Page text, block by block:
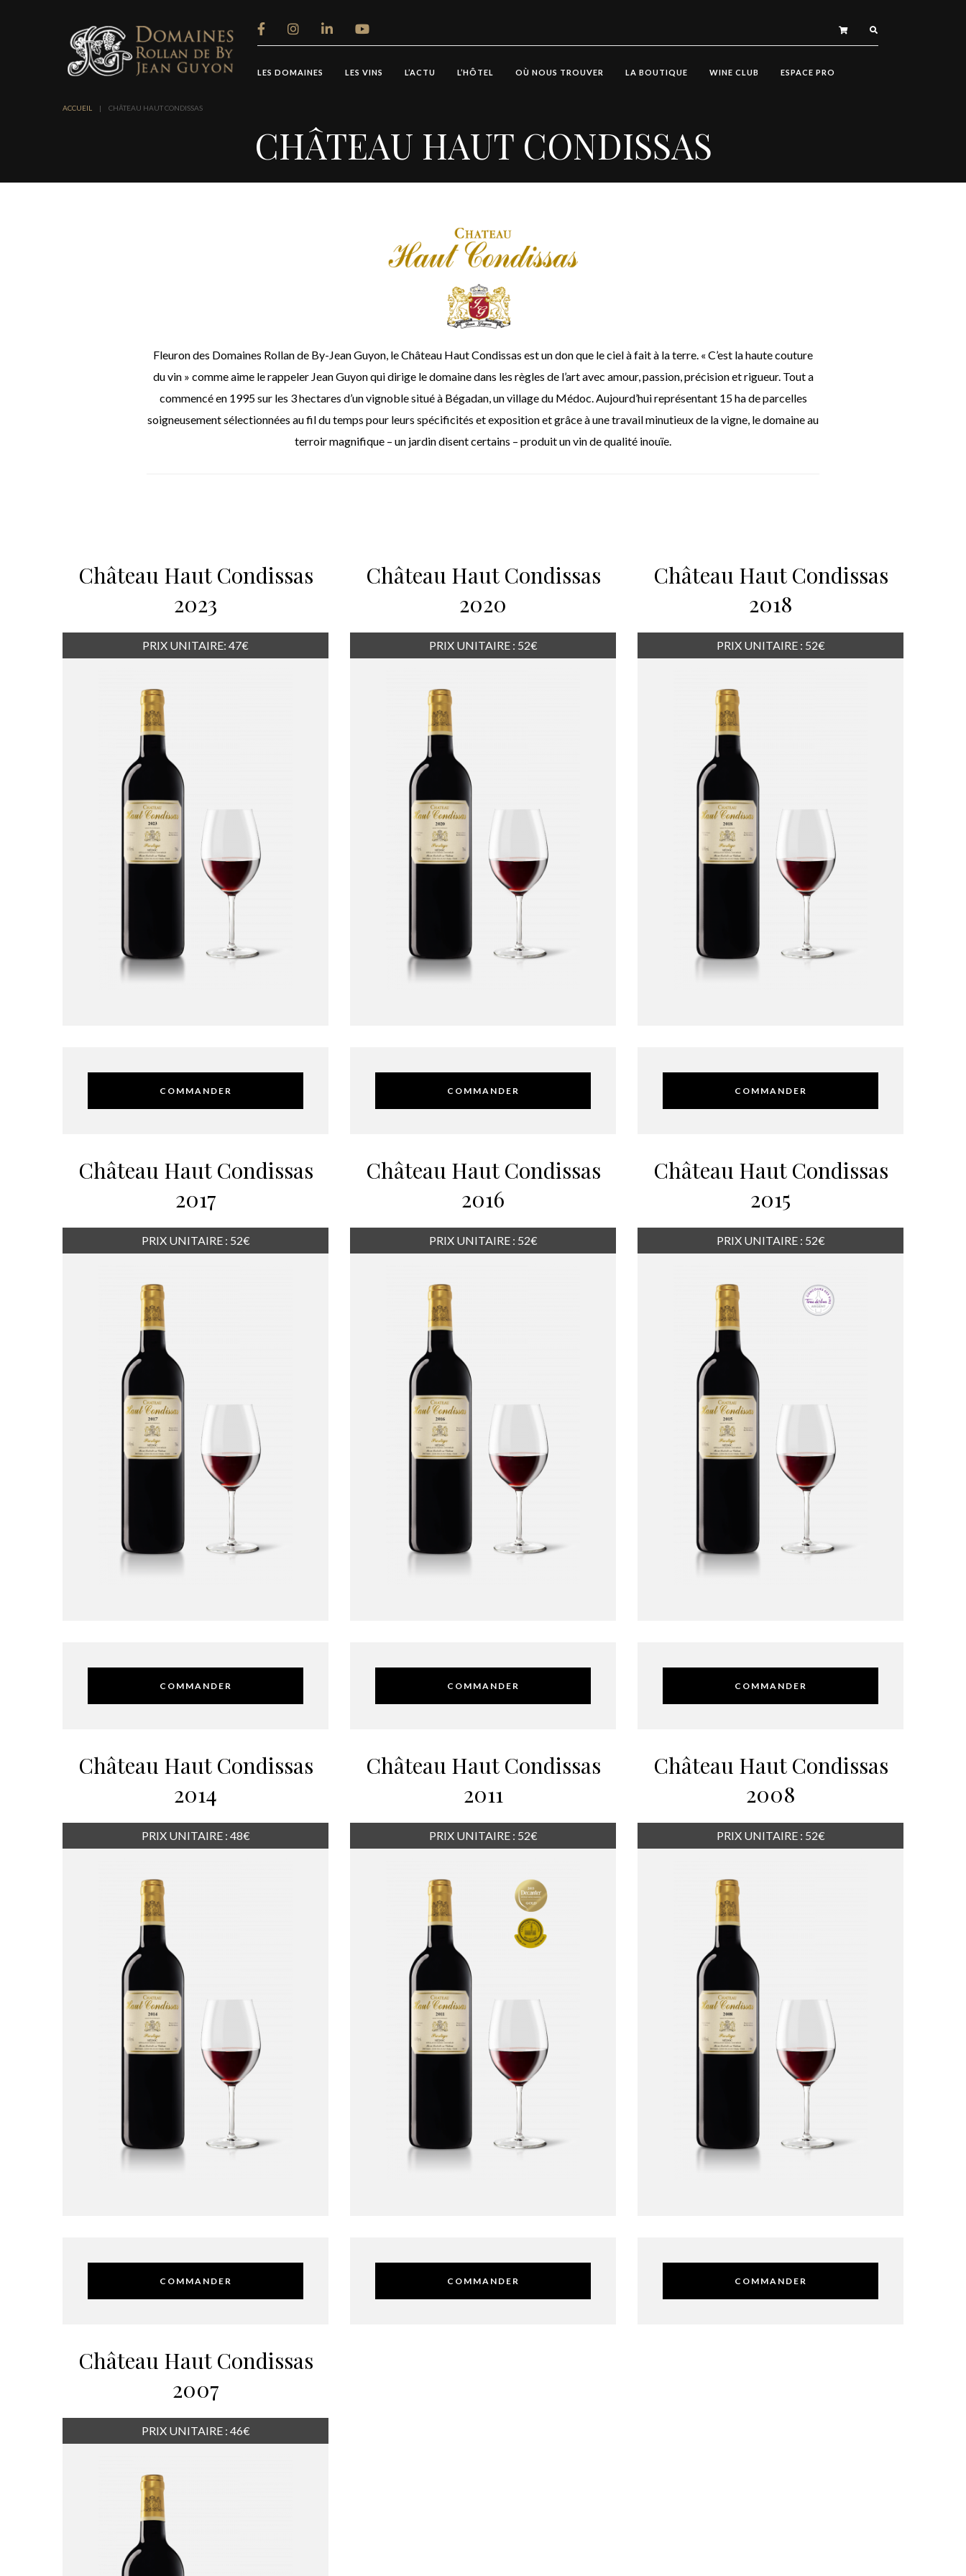
LES DOMAINES LES VINS L’ACTU L’HÔTEL OÙ NOUS TROUVER LA BOUTIQUE WINE CLUB ESPACE PRO
ACCUEIL | CHÂTEAU HAUT CONDISSAS
CHÂTEAU HAUT CONDISSAS
Fleuron des Domaines Rollan de By-Jean Guyon, le Château Haut Condissas est un don que le ciel à fait à la terre. « C’est la haute couture
du vin » comme aime le rappeler Jean Guyon qui dirige le domaine dans les règles de l’art avec amour, passion, précision et rigueur. Tout a
commencé en 1995 sur les 3 hectares d’un vignoble situé à Bégadan, un village du Médoc. Aujourd’hui représentant 15 ha de parcelles
soigneusement sélectionnées au fil du temps pour leurs spécificités et exposition et grâce à une travail minutieux de la vigne, le domaine au
terroir magnifique – un jardin disent certains – produit un vin de qualité inouïe.
Château Haut Condissas
2023
PRIX UNITAIRE: 47€
COMMANDER
Château Haut Condissas
2020
PRIX UNITAIRE : 52€
COMMANDER
Château Haut Condissas
2018
PRIX UNITAIRE : 52€
COMMANDER
Château Haut Condissas
2017
PRIX UNITAIRE : 52€
COMMANDER
Château Haut Condissas
2016
PRIX UNITAIRE : 52€
COMMANDER
Château Haut Condissas
2015
PRIX UNITAIRE : 52€
COMMANDER
Château Haut Condissas
2014
PRIX UNITAIRE : 48€
COMMANDER
Château Haut Condissas
2011
PRIX UNITAIRE : 52€
COMMANDER
Château Haut Condissas
2008
PRIX UNITAIRE : 52€
COMMANDER
Château Haut Condissas
2007
PRIX UNITAIRE : 46€